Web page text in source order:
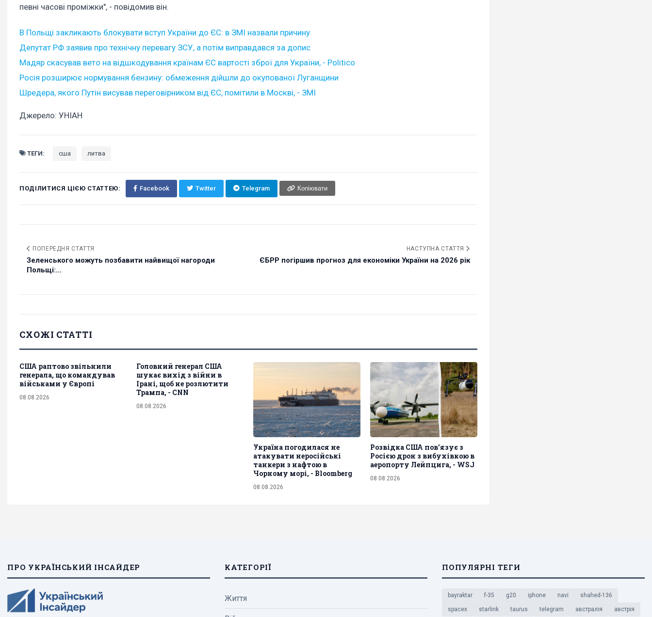
певні часові проміжки", - повідомив він.
В Польщі закликають блокувати вступ України до ЄС: в ЗМІ назвали причину
Депутат РФ заявив про технічну перевагу ЗСУ, а потім виправдався за допис
Мадяр скасував вето на відшкодування країнам ЄС вартості зброї для України, - Politico
Росія розширює нормування бензину: обмеження дійшли до окупованої Луганщини
Шредера, якого Путін висував переговірником від ЄС, помітили в Москві, - ЗМІ
Джерело: УНІАН
ТЕГИ: сша литва
ПОДІЛИТИСЯ ЦІЄЮ СТАТТЕЮ: Facebook Twitter Telegram Копіювати
ПОПЕРЕДНЯ СТАТТЯ
Зеленського можуть позбавити найвищої нагороди
Польщі:...
НАСТУПНА СТАТТЯ
ЄБРР погіршив прогноз для економіки України на 2026 рік
СХОЖІ СТАТТІ
США раптово звільнили
генерала, що командував
військами у Європі
08.08.2026
Головний генерал США
шукає вихід з війни в
Ірані, щоб не розлютити
Трампа, - CNN
08.08.2026
Україна погодилася не
атакувати неросійські
танкери з нафтою в
Чорному морі, - Bloomberg
08.08.2026
Розвідка США пов’язує з
Росією дрон з вибухівкою в
аеропорту Лейпцига, - WSJ
08.08.2026
ПРО УКРАЇНСЬКИЙ ІНСАЙДЕР КАТЕГОРІЇ
Життя
ПОПУЛЯРНІ ТЕГИ
bayraktar f-35 g20 iphone navi shahed-136
spacex starlink taurus telegram австралія австрія